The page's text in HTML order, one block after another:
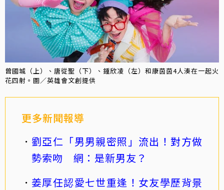
曾國城（上）、唐從聖（下）、鍾欣凌（左）和康茵茵4人湊在一起火
花四射。圖／英雄會文創提供
更多新聞報導
劉亞仁「男男親密照」流出！對方做
勢索吻 網：是新男友？
姜厚任認愛七世重逢！女友學歷背景